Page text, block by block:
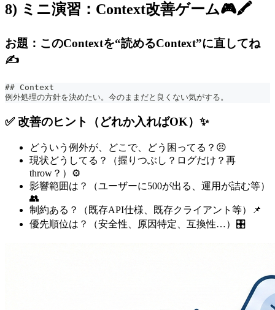
8) ミニ演習：Context改善ゲーム🎮🖍️
お題：このContextを“読めるContext”に直してね
✍️
## Context
例外処理の方針を決めたい。今のままだと良くない気がする。
✅ 改善のヒント（どれか入ればOK）✨
どういう例外が、どこで、どう困ってる？😣
現状どうしてる？（握りつぶし？ログだけ？再
throw？）⚙️
影響範囲は？（ユーザーに500が出る、運用が詰む等）
👥
制約ある？（既存API仕様、既存クライアント等）📌
優先順位は？（安全性、原因特定、互換性…）🎛️